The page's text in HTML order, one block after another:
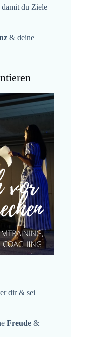
damit du Ziele
& deine
dir & sei
Freude &